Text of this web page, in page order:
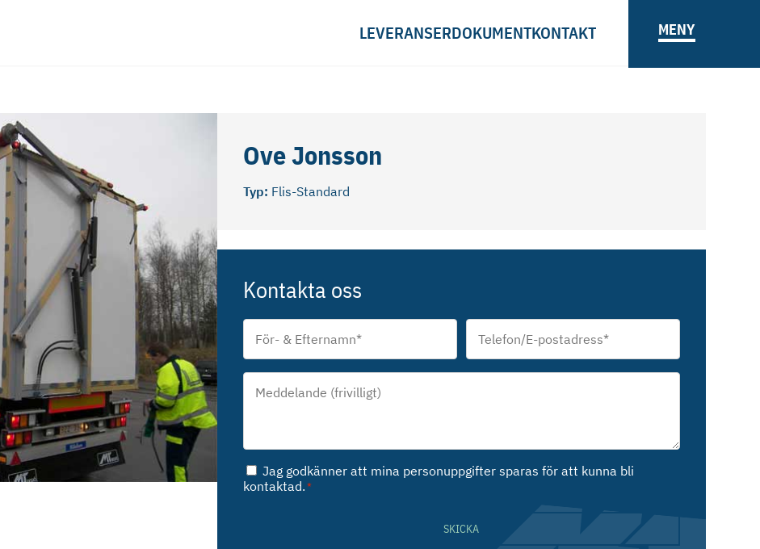
LEVERANSERDOKUMENTKONTAKT MENY
Ove Jonsson
Typ: Flis-Standard
Kontakta oss
För-
Telefon/E-
postadress*
Meddelande*
Samtycke*
Jag godkänner att mina personuppgifter sparas för att kunna bli
kontaktad.*
SKICKA